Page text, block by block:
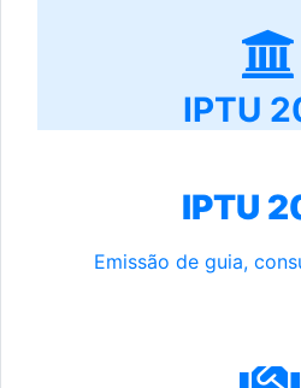
IPTU
IPTU
Emissão de guia,